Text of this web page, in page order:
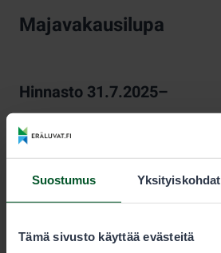
Suostumus Yksityiskohdat
Tämä sivusto käyttää evästeitä
Majavakausilupa
Hinnasto 31.7.2025–
KESTO
Kausi 28,00 €
saaliskiintiöt lupaehdoista.